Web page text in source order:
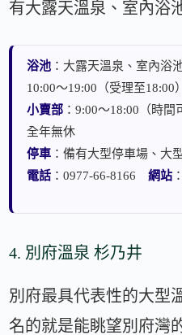
有大露天溫泉、室內浴
浴池 ：大露天溫泉、室內浴
10:00～19:00（受理至18:00
小賣部 ：9:00～18:00（時
全年無休
停車 ：備有大型停車場、大
電話 ：0977-66-8166網站
4. 別府溫泉 杉乃井
別府最具代表性的大型
名的就是能眺望別府灣